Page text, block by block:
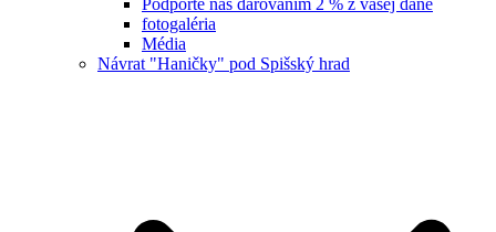
Podporte nás darovaním 2 % z vašej dane
fotogaléria
Média
Návrat "Haničky" pod Spišský hrad